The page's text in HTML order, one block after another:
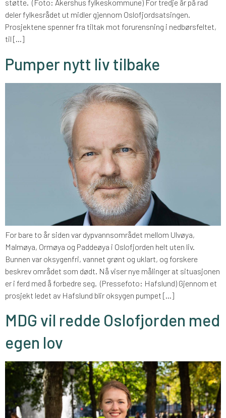
støtte. (Foto: Akershus fylkeskommune) For tredje år på rad
deler fylkesrådet ut midler gjennom Oslofjordsatsingen.
Prosjektene spenner fra tiltak mot forurensning i nedbørsfeltet,
til […]
Pumper nytt liv tilbake
For bare to år siden var dypvannsområdet mellom Ulvøya,
Malmøya, Ormøya og Paddeøya i Oslofjorden helt uten liv.
Bunnen var oksygenfri, vannet grønt og uklart, og forskere
beskrev området som dødt. Nå viser nye målinger at situasjonen
er i ferd med å forbedre seg. (Pressefoto: Hafslund) Gjennom et
prosjekt ledet av Hafslund blir oksygen pumpet […]
MDG vil redde Oslofjorden med
egen lov